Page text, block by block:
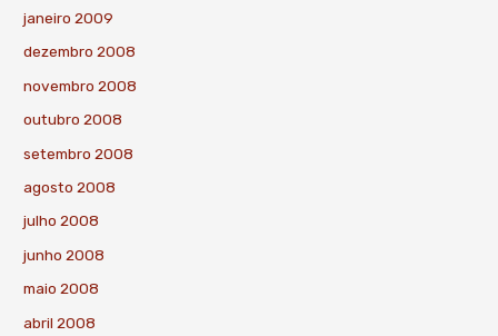
janeiro 2009
dezembro 2008
novembro 2008
outubro 2008
setembro 2008
agosto 2008
julho 2008
junho 2008
maio 2008
abril 2008